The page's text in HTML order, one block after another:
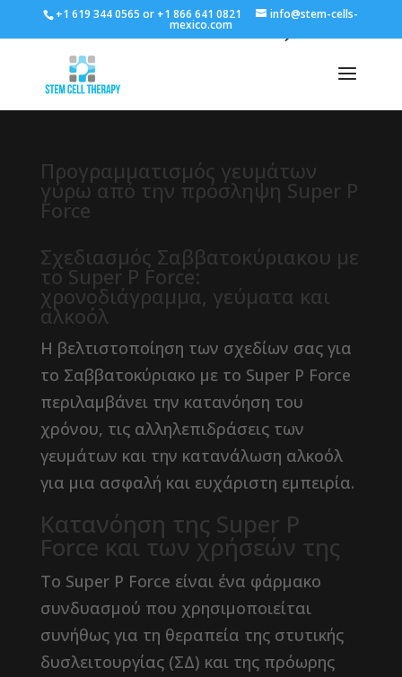
+1 619 344 0565 or +1 866 641 0821 info@stem-cells-
mexico.com
Προγραμματισμός γευμάτων
γύρω από την πρόσληψη Super P
Force
Σχεδιασμός Σαββατοκύριακου με
το Super P Force:
χρονοδιάγραμμα, γεύματα και
αλκοόλ
Η βελτιστοποίηση των σχεδίων σας για
το Σαββατοκύριακο με το Super P Force
περιλαμβάνει την κατανόηση του
χρόνου, τις αλληλεπιδράσεις των
γευμάτων και την κατανάλωση αλκοόλ
για μια ασφαλή και ευχάριστη εμπειρία.
Κατανόηση της Super P
Force και των χρήσεών της
Το Super P Force είναι ένα φάρμακο
συνδυασμού που χρησιμοποιείται
συνήθως για τη θεραπεία της στυτικής
δυσλειτουργίας (ΣΔ) και της πρόωρης